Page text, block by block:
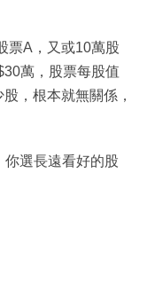
票A，又或10萬股
萬，股票每股值
，根本就無關係，
選長遠看好的股